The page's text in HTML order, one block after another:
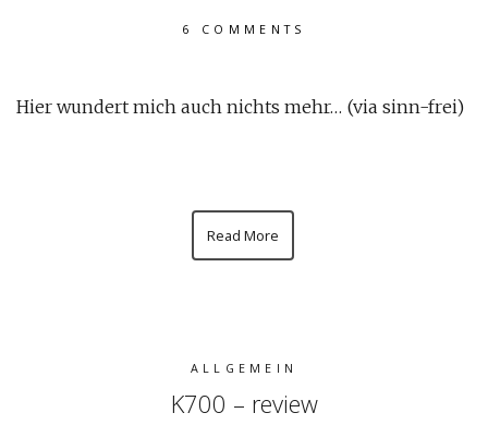
6 COMMENTS
Hier wundert mich auch nichts mehr… (via sinn-frei)
Read More
ALLGEMEIN
K700 – review